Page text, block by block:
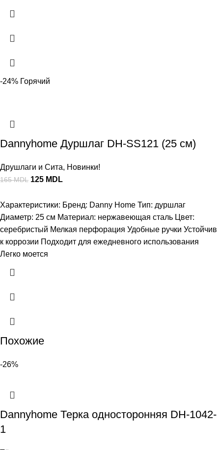
-24% Горячий
Dannyhome Дуршлаг DH-SS121 (25 см)
Друшлаги и Сита, Новинки!
165MDL 125 MDL
Характеристики: Бренд: Danny Home Тип: дуршлаг
Диаметр: 25 см Материал: нержавеющая сталь Цвет:
серебристый Мелкая перфорация Удобные ручки Устойчив
к коррозии Подходит для ежедневного использования
Легко моется
Похожие
-26%
Dannyhome Терка односторонняя DH-1042-
1